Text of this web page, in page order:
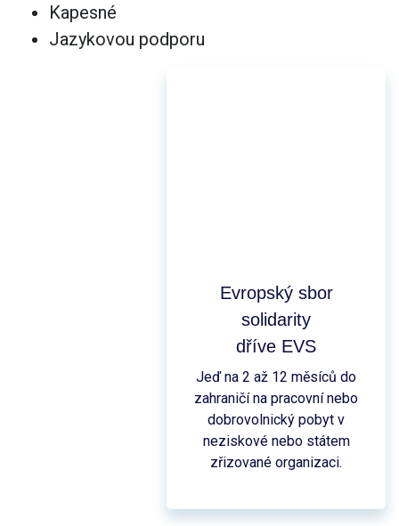
Kapesné
Jazykovou podporu
Evropský sbor
solidarity
dříve EVS
Jeď na 2 až 12 měsíců do
zahraničí na pracovní nebo
dobrovolnický pobyt v
neziskové nebo státem
zřizované organizaci.